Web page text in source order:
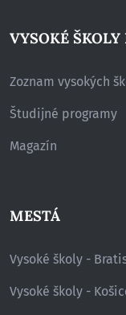
VYSOKÉ
Zoznam vysokých
Študijné programy
Magazín
MESTÁ
Vysoké školy -
Vysoké školy -